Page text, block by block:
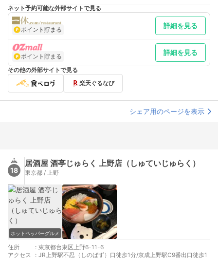
ネット予約可能な外部サイトで見る
ポイント貯まる 詳細を見る
ポイント貯まる 詳細を見る
その他の外部サイトで見る
楽天ぐるなび
シェア用のページを表示
18
居酒屋 酒亭じゅらく 上野店（しゅていじゅらく）
東京都 / 上野
ホットペッパーグルメ
住所 : 東京都台東区上野6-11-6
アクセス
: JR上野駅不忍（しのばず）口徒歩1分/京成上野駅C9番出口徒歩1